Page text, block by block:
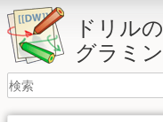
ドリル
グラミ